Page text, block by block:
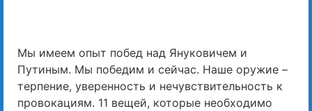
Мы имеем опыт побед над Януковичем и
Путиным. Мы победим и сейчас. Наше оружие –
терпение, уверенность и нечувствительность к
провокациям. 11 вещей, которые необходимо